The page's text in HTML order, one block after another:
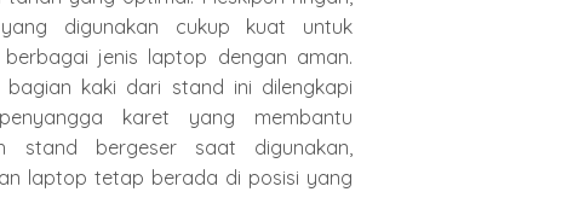
digunakan cukup kuat untuk
berbagai jenis laptop dengan aman.
bagian kaki dari stand ini dilengkapi
karet yang membantu
stand bergeser saat digunakan,
laptop tetap berada di posisi yang